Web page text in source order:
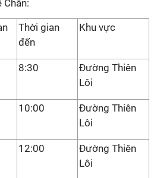
Thời gian
đến
Khu vực
8:30
Đường Thiên
Lôi
10:00
Đường Thiên
Lôi
12:00
Đường Thiên
Lôi